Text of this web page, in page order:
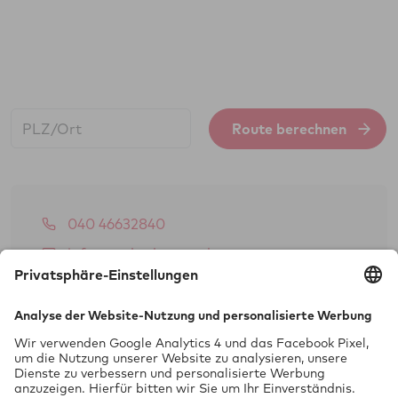
Route berechnen
040 46632840
info@rechtskontor.de
www.rechtskontor.de
Hoheluftchaussee 95
20253 Hamburg
Kontakt speichern